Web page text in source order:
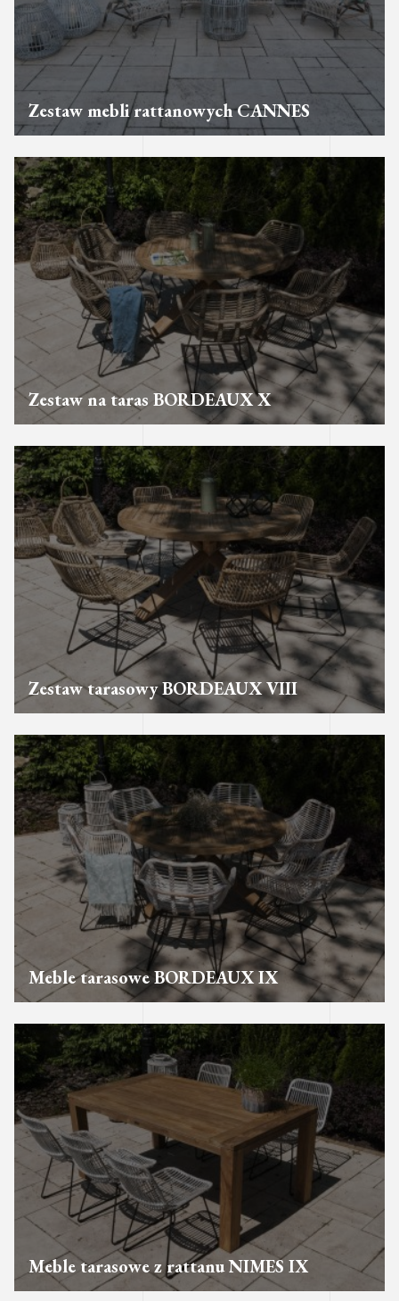
Zestaw mebli rattanowych CANNES
Zestaw na taras BORDEAUX X
Zestaw tarasowy BORDEAUX VIII
Meble tarasowe BORDEAUX IX
Meble tarasowe z rattanu NIMES IX